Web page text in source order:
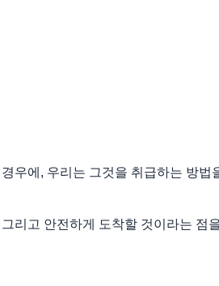
우에, 우리는 그것을 취급하는 방법
리고 안전하게 도착할 것이라는 점